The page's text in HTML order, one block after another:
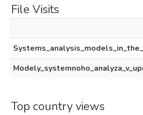
File Visits
Top country views